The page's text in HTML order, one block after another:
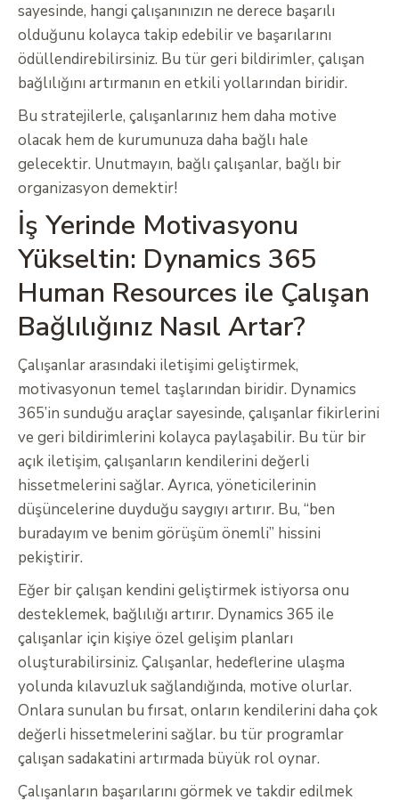
sayesinde, hangi çalışanınızın ne derece başarılı
olduğunu kolayca takip edebilir ve başarılarını
ödüllendirebilirsiniz. Bu tür geri bildirimler, çalışan
bağlılığını artırmanın en etkili yollarından biridir.
Bu stratejilerle, çalışanlarınız hem daha motive
olacak hem de kurumunuza daha bağlı hale
gelecektir. Unutmayın, bağlı çalışanlar, bağlı bir
organizasyon demektir!
İş Yerinde Motivasyonu
Yükseltin: Dynamics 365
Human Resources ile Çalışan
Bağlılığınız Nasıl Artar?
Çalışanlar arasındaki iletişimi geliştirmek,
motivasyonun temel taşlarından biridir. Dynamics
365’in sunduğu araçlar sayesinde, çalışanlar fikirlerini
ve geri bildirimlerini kolayca paylaşabilir. Bu tür bir
açık iletişim, çalışanların kendilerini değerli
hissetmelerini sağlar. Ayrıca, yöneticilerinin
düşüncelerine duyduğu saygıyı artırır. Bu, “ben
buradayım ve benim görüşüm önemli” hissini
pekiştirir.
Eğer bir çalışan kendini geliştirmek istiyorsa onu
desteklemek, bağlılığı artırır. Dynamics 365 ile
çalışanlar için kişiye özel gelişim planları
oluşturabilirsiniz. Çalışanlar, hedeflerine ulaşma
yolunda kılavuzluk sağlandığında, motive olurlar.
Onlara sunulan bu fırsat, onların kendilerini daha çok
değerli hissetmelerini sağlar. bu tür programlar
çalışan sadakatini artırmada büyük rol oynar.
Çalışanların başarılarını görmek ve takdir edilmek